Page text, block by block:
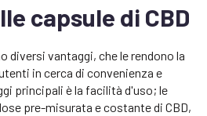
capsule di CBD
diversi vantaggi, che le rendono la
in cerca di convenienza e
principali è la facilità d'uso; le
pre-misurata e costante di CBD,